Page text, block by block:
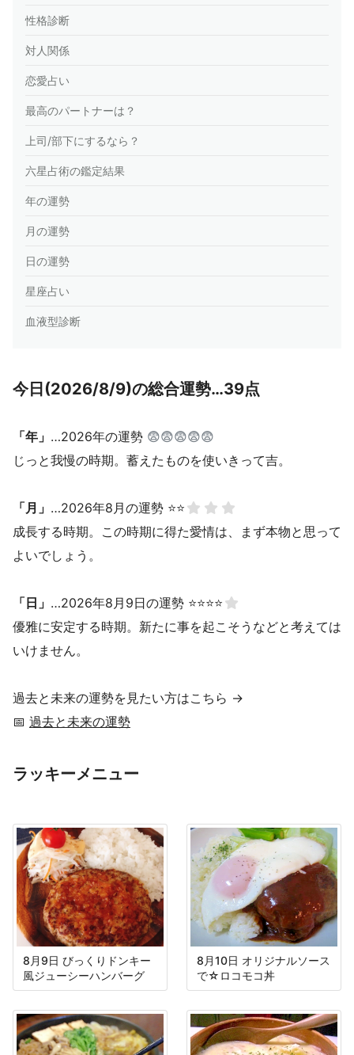
性格診断
対人関係
恋愛占い
最高のパートナーは？
上司/部下にするなら？
六星占術の鑑定結果
年の運勢
月の運勢
日の運勢
星座占い
血液型診断
今日(2026/8/9)の総合運勢…39点
「年」 …2026年の運勢 😨😨😨😨😨
じっと我慢の時期。蓄えたものを使いきって吉。
「月」 …2026年8月の運勢 ⭐⭐
成長する時期。この時期に得た愛情は、まず本物と思って
よいでしょう。
「日」 …2026年8月9日の運勢 ⭐⭐⭐⭐
優雅に安定する時期。新たに事を起こそうなどと考えては
いけません。
過去と未来の運勢を見たい方はこちら →
📅 過去と未来の運勢
ラッキーメニュー
8月9日 びっくりドンキー
風ジューシーハンバーグ
8月10日 オリジナルソース
で☆ロコモコ丼